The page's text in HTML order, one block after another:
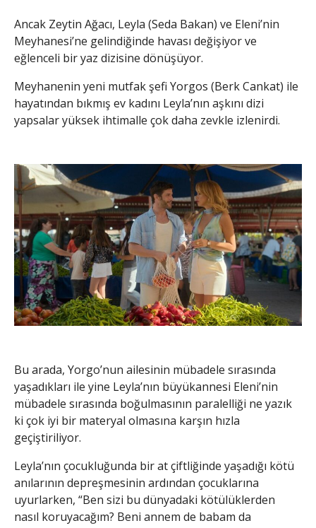
Ancak Zeytin Ağacı, Leyla (Seda Bakan) ve Eleni’nin
Meyhanesi’ne gelindiğinde havası değişiyor ve
eğlenceli bir yaz dizisine dönüşüyor.
Meyhanenin yeni mutfak şefi Yorgos (Berk Cankat) ile
hayatından bıkmış ev kadını Leyla’nın aşkını dizi
yapsalar yüksek ihtimalle çok daha zevkle izlenirdi.
Bu arada, Yorgo’nun ailesinin mübadele sırasında
yaşadıkları ile yine Leyla’nın büyükannesi Eleni’nin
mübadele sırasında boğulmasının paralelliği ne yazık
ki çok iyi bir materyal olmasına karşın hızla
geçiştiriliyor.
Leyla’nın çocukluğunda bir at çiftliğinde yaşadığı kötü
anılarının depreşmesinin ardından çocuklarına
uyurlarken, “Ben sizi bu dünyadaki kötülüklerden
nasıl koruyacağım? Beni annem de babam da